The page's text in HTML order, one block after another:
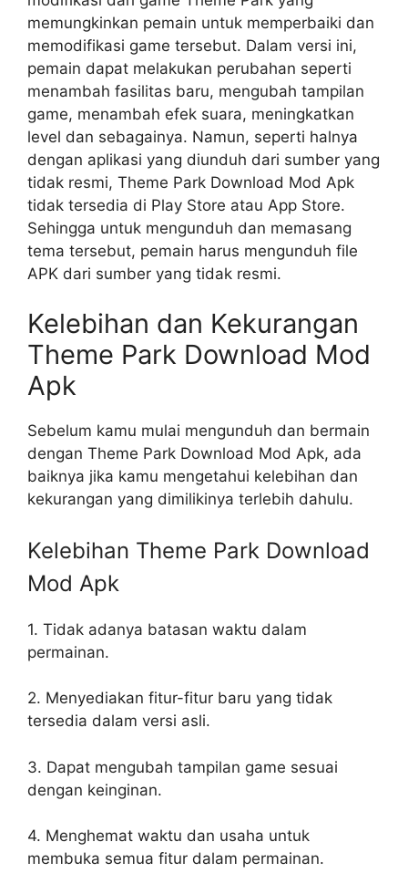
memungkinkan pemain untuk memperbaiki dan
memodifikasi game tersebut. Dalam versi ini,
pemain dapat melakukan perubahan seperti
menambah fasilitas baru, mengubah tampilan
game, menambah efek suara, meningkatkan
level dan sebagainya. Namun, seperti halnya
dengan aplikasi yang diunduh dari sumber yang
tidak resmi, Theme Park Download Mod Apk
tidak tersedia di Play Store atau App Store.
Sehingga untuk mengunduh dan memasang
tema tersebut, pemain harus mengunduh file
APK dari sumber yang tidak resmi.
Kelebihan dan Kekurangan
Theme Park Download Mod
Apk
Sebelum kamu mulai mengunduh dan bermain
dengan Theme Park Download Mod Apk, ada
baiknya jika kamu mengetahui kelebihan dan
kekurangan yang dimilikinya terlebih dahulu.
Kelebihan Theme Park Download
Mod Apk
1. Tidak adanya batasan waktu dalam
permainan.
2. Menyediakan fitur-fitur baru yang tidak
tersedia dalam versi asli.
3. Dapat mengubah tampilan game sesuai
dengan keinginan.
4. Menghemat waktu dan usaha untuk
membuka semua fitur dalam permainan.